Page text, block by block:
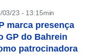
03/23 - 13:15min
marca presença
GP do Bahrein
patrocinadora